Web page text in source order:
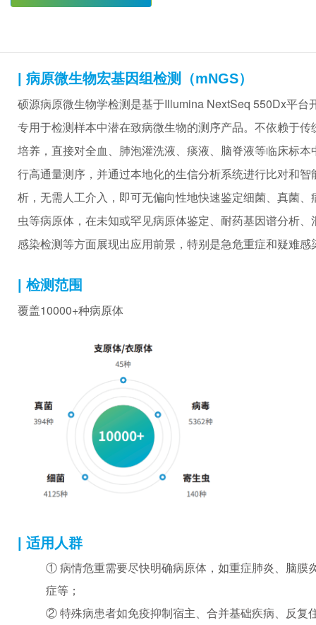
病原微生物宏基因组检测（mNGS）
硕源病原微生物学检测是基于Illumina NextSeq 550Dx平台
专用于检测样本中潜在致病微生物的测序产品。不依赖于传
培养，直接对全血、肺泡灌洗液、痰液、脑脊液等临床标本
行高通量测序，并通过本地化的生信分析系统进行比对和智
析，无需人工介入，即可无偏向性地快速鉴定细菌、真菌、
虫等病原体，在未知或罕见病原体鉴定、耐药基因谱分析、
感染检测等方面展现出应用前景，特别是急危重症和疑难感
| 检测范围
覆盖10000+种病原体
| 适用人群
① 病情危重需要尽快明确病原体，如重症肺炎、脑膜
症等；
② 特殊病患者如免疫抑制宿主、合并基础疾病、反复